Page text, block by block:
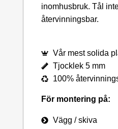
inomhusbruk. Tål
återvinningsbar.
Vår mest solida
Tjocklek 5 mm
100%
För montering på:
Vägg / skiva